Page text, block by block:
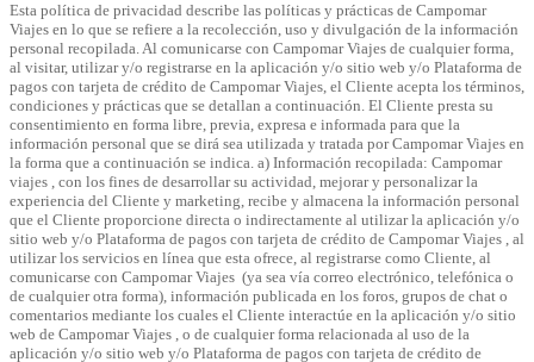
Esta política de privacidad describe las políticas y prácticas de Campomar
Viajes en lo que se refiere a la recolección, uso y divulgación de la información
personal recopilada. Al comunicarse con Campomar Viajes de cualquier forma,
al visitar, utilizar y/o registrarse en la aplicación y/o sitio web y/o Plataforma de
pagos con tarjeta de crédito de Campomar Viajes, el Cliente acepta los términos,
condiciones y prácticas que se detallan a continuación. El Cliente presta su
consentimiento en forma libre, previa, expresa e informada para que la
información personal que se dirá sea utilizada y tratada por Campomar Viajes en
la forma que a continuación se indica. a) Información recopilada: Campomar
viajes , con los fines de desarrollar su actividad, mejorar y personalizar la
experiencia del Cliente y marketing, recibe y almacena la información personal
que el Cliente proporcione directa o indirectamente al utilizar la aplicación y/o
sitio web y/o Plataforma de pagos con tarjeta de crédito de Campomar Viajes , al
utilizar los servicios en línea que esta ofrece, al registrarse como Cliente, al
comunicarse con Campomar Viajes (ya sea vía correo electrónico, telefónica o
de cualquier otra forma), información publicada en los foros, grupos de chat o
comentarios mediante los cuales el Cliente interactúe en la aplicación y/o sitio
web de Campomar Viajes , o de cualquier forma relacionada al uso de la
aplicación y/o sitio web y/o Plataforma de pagos con tarjeta de crédito de